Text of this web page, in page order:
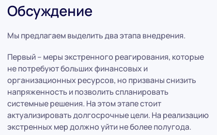
Обсуждение
Мы предлагаем выделить два этапа внедрения.
Первый – меры экстренного реагирования, которые
не потребуют больших финансовых и
организационных ресурсов, но призваны снизить
напряженность и позволить спланировать
системные решения. На этом этапе стоит
актуализировать долгосрочные цели. На реализацию
экстренных мер должно уйти не более полугода.